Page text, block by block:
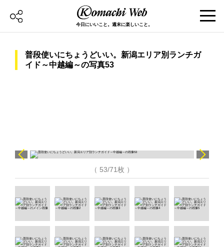
今日にいいこと。週末に楽しいこと。
普段使いにちょうどいい。新潟エリア別ランチガ
イド～中越編～の写真53
（ 53/71枚 ）